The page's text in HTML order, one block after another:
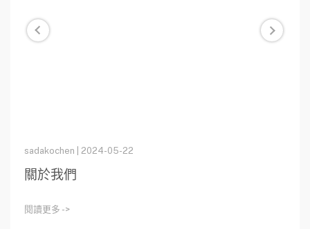
sadakochen | 2024-05-22
關於我們
閱讀更多 ->